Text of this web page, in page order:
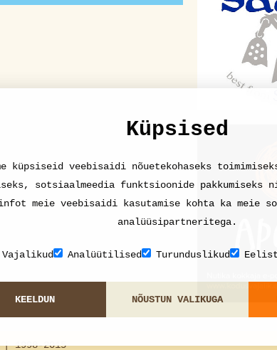
| 1998-2015
Küpsised
küpsiseid veebisaidi nõuetekohaseks
sotsiaalmeedia funktsioonide pakkumiseks
meie veebisaidi kasutamise kohta ka meie
analüüsipartneritega.
Vajalikud Analüütilised Turunduslikud
KEELDUN NÕUSTUN VALIKUGA